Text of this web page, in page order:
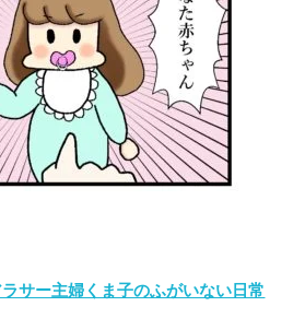
ラサー主婦くま子のふがいない日常